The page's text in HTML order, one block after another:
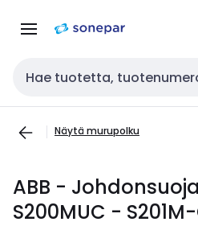
navigointiinsisältöön
Haku
Näytä murupolku
ABB -
S200MUC -